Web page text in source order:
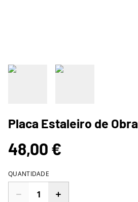
Placa Estaleiro de Obra
48,00 €
QUANTIDADE